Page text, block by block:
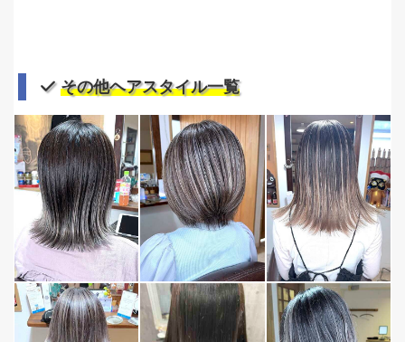
その他ヘアスタイル一覧